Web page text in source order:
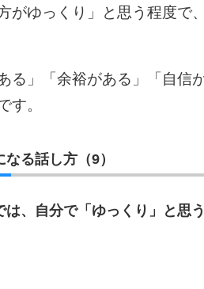
がゆっくり」と思う程度で
る」「余裕がある」「自信
す。
る話し方（9）
は、自分で「ゆっくり」と思